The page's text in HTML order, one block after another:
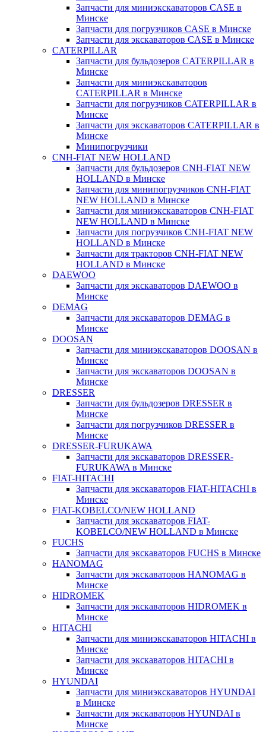
Запчасти для миниэкскаваторов CASE в
Минске
Запчасти для погрузчиков CASE в Минске
Запчасти для экскаваторов CASE в Минске
CATERPILLAR
Запчасти для бульдозеров CATERPILLAR в
Минске
Запчасти для миниэкскаваторов
CATERPILLAR в Минске
Запчасти для погрузчиков CATERPILLAR в
Минске
Запчасти для экскаваторов CATERPILLAR в
Минскe
Минипогрузчики
CNH-FIAT NEW HOLLAND
Запчасти для бульдозеров CNH-FIAT NEW
HOLLAND в Минске
Запчасти для минипогрузчиков CNH-FIAT
NEW HOLLAND в Минске
Запчасти для миниэкскаваторов CNH-FIAT
NEW HOLLAND в Минске
Запчасти для погрузчиков CNH-FIAT NEW
HOLLAND в Минске
Запчасти для тракторов CNH-FIAT NEW
HOLLAND в Минске
DAEWOO
Запчасти для экскаваторов DAEWOO в
Минске
DEMAG
Запчасти для экскаваторов DEMAG в
Минске
DOOSAN
Запчасти для миниэкскаваторов DOOSAN в
Минске
Запчасти для экскаваторов DOOSAN в
Минске
DRESSER
Запчасти для бульдозеров DRESSER в
Минске
Запчасти для погрузчиков DRESSER в
Минске
DRESSER-FURUKAWA
Запчасти для экскаваторов DRESSER-
FURUKAWA в Минске
FIAT-HITACHI
Запчасти для экскаваторов FIAT-HITACHI в
Минске
FIAT-KOBELCO/NEW HOLLAND
Запчасти для экскаваторов FIAT-
KOBELCO/NEW HOLLAND в Минске
FUCHS
Запчасти для экскаваторов FUCHS в Минске
HANOMAG
Запчасти для экскаваторов HANOMAG в
Минске
HIDROMEK
Запчасти для экскаваторов HIDROMEK в
Минске
HITACHI
Запчасти для миниэкскаваторов HITACHI в
Минске
Запчасти для экскаваторов HITACHI в
Минске
HYUNDAI
Запчасти для миниэкскаваторов HYUNDAI
в Минске
Запчасти для экскаваторов HYUNDAI в
Минске